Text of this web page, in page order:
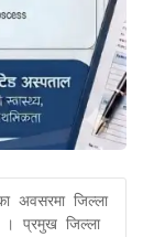
अवसरमा जिल्ला
। प्रमुख जिल्ला